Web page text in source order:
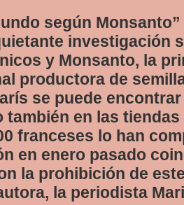
según
investigación
y Monsanto, la
productora de
se puede
también en las
franceses lo han
en enero pasado
la prohibición de
la periodista